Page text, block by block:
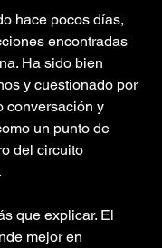
hace pocos días,
encontradas
Ha sido bien
y cuestionado por
conversación y
un punto de
del circuito
que explicar. El
mejor en